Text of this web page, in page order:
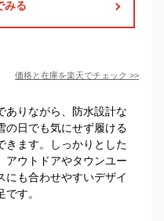
みる
価格と在庫を楽天でチェック >>
ありながら、防水設計な
の日でも気にせず履ける
きます。しっかりとした
アウトドアやタウンユー
にも合わせやすいデザイ
す。